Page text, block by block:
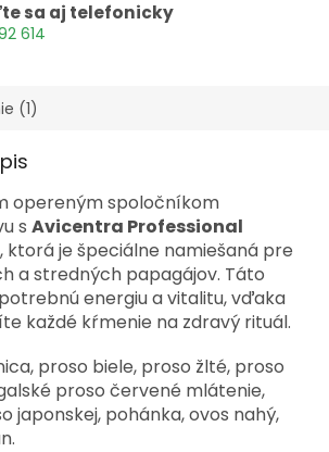
sa aj telefonicky
614
(1)
opereným spoločníkom
s Avicentra Professional
, ktorá je špeciálne namiešaná pre
a stredných papagájov. Táto
energiu a vitalitu, vďaka
každé kŕmenie na zdravý rituál.
proso biele, proso žlté, proso
proso červené mlátenie,
japonskej, pohánka, ovos nahý,